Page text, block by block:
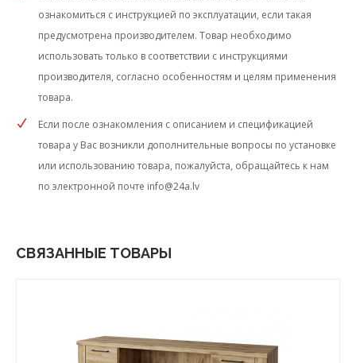
ознакомиться с инструкцией по эксплуатации, если такая
предусмотрена производителем. Товар необходимо
использовать только в соответствии с инструкциями
производителя, согласно особенностям и целям применения
товара.
Если после ознакомления с описанием и спецификацией
товара у Вас возникли дополнительные вопросы по установке
или использованию товара, пожалуйста, обращайтесь к нам
по электронной почте info@24a.lv
СВЯЗАННЫЕ ТОВАРЫ